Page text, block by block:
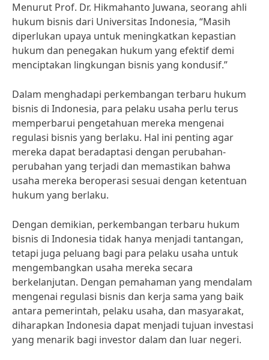
Menurut Prof. Dr. Hikmahanto Juwana, seorang ahli
hukum bisnis dari Universitas Indonesia, “Masih
diperlukan upaya untuk meningkatkan kepastian
hukum dan penegakan hukum yang efektif demi
menciptakan lingkungan bisnis yang kondusif.”
Dalam menghadapi perkembangan terbaru hukum
bisnis di Indonesia, para pelaku usaha perlu terus
memperbarui pengetahuan mereka mengenai
regulasi bisnis yang berlaku. Hal ini penting agar
mereka dapat beradaptasi dengan perubahan-
perubahan yang terjadi dan memastikan bahwa
usaha mereka beroperasi sesuai dengan ketentuan
hukum yang berlaku.
Dengan demikian, perkembangan terbaru hukum
bisnis di Indonesia tidak hanya menjadi tantangan,
tetapi juga peluang bagi para pelaku usaha untuk
mengembangkan usaha mereka secara
berkelanjutan. Dengan pemahaman yang mendalam
mengenai regulasi bisnis dan kerja sama yang baik
antara pemerintah, pelaku usaha, dan masyarakat,
diharapkan Indonesia dapat menjadi tujuan investasi
yang menarik bagi investor dalam dan luar negeri.